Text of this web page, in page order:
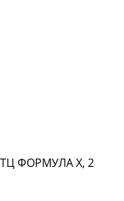
ФОРМУЛА Х, 2